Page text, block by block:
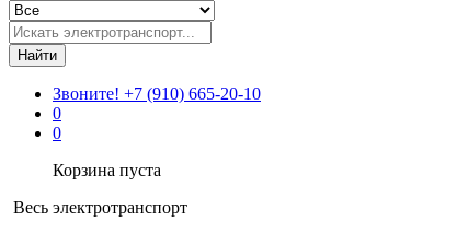
Найти
Звоните! +7 (910) 665-20-10
0
0
Корзина пуста
Весь электротранспорт